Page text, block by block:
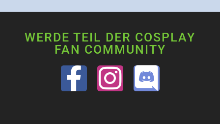
WERDE TEIL DER COSPLAY
FAN COMMUNITY